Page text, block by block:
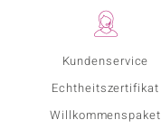
Kundenservice
Echtheitszertifikat
Willkommenspaket